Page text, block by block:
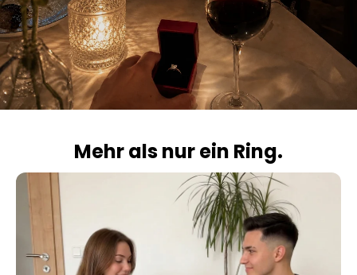
Mehr als nur ein Ring.